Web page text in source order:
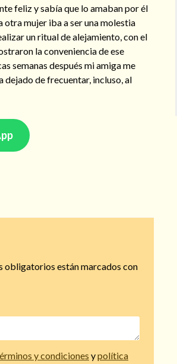
feliz y sabía que lo amaban por él
otra mujer iba a ser una molestia
un ritual de alejamiento, con el
la conveniencia de ese
semanas después mi amiga me
dejado de frecuentar, incluso, al
obligatorios están marcados con
y condiciones ypolítica